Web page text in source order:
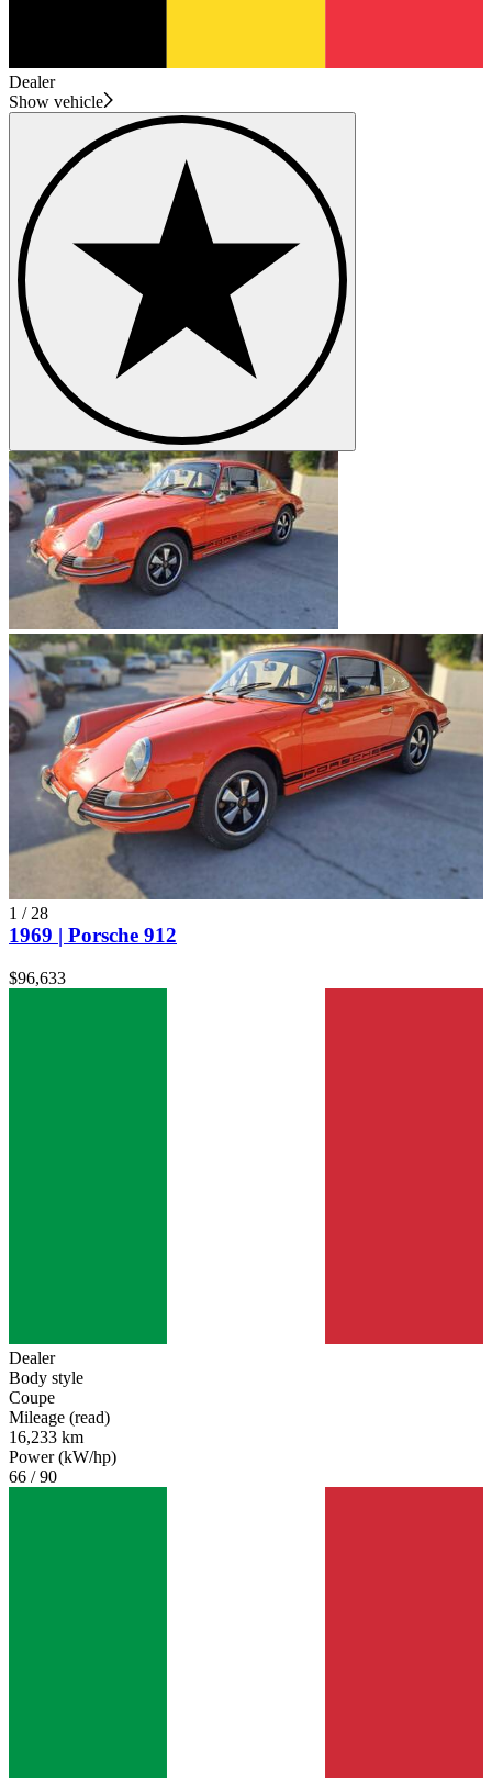
Dealer
Show vehicle
1 / 28
1969 | Porsche 912
$96,633
Dealer
Body style
Coupe
Mileage (read)
16,233 km
Power (kW/hp)
66 / 90